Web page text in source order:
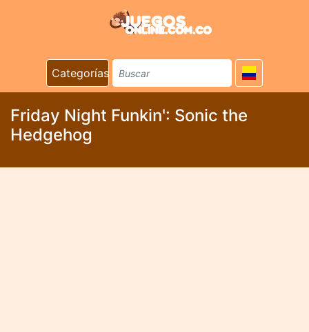
Categorías
Friday Night Funkin': Sonic the
Hedgehog